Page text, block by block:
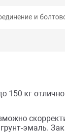
и
150 кг
эмаль.